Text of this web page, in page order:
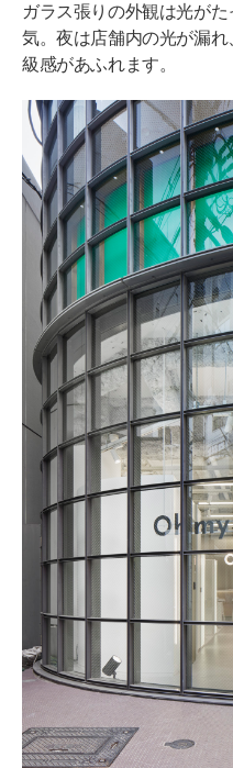
ガラス張りの外観は光が
気。夜は店舗内の光が漏
級感があふれます。